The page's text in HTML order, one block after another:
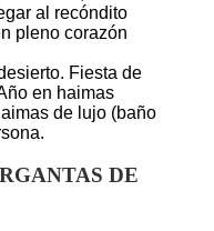
al recóndito
pleno corazón
Fiesta de
en haimas
de lujo (baño
DE